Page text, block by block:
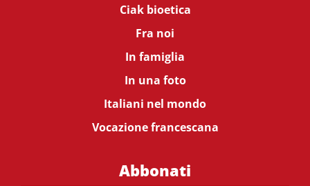
Ciak bioetica
Fra noi
In famiglia
In una foto
Italiani nel mondo
Vocazione francescana
Abbonati